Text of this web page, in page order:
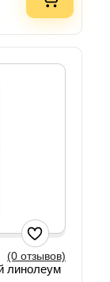
(0 отзывов)
линолеум